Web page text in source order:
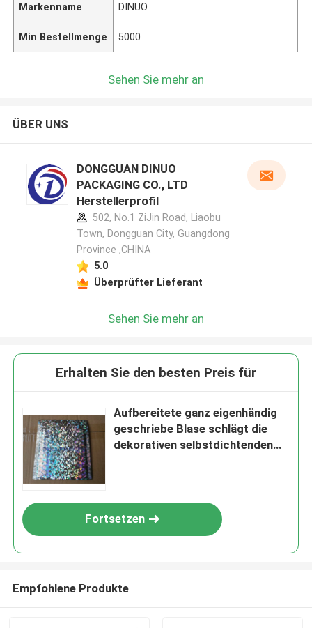
Markenname DINUO
Min Bestellmenge 5000
Sehen Sie mehr an
ÜBER UNS
DONGGUAN DINUO
PACKAGING CO., LTD
Herstellerprofil
502, No.1 ZiJin Road, Liaobu
Town, Dongguan City, Guangdong
Province ,CHINA
5.0
Überprüfter Lieferant
Sehen Sie mehr an
Erhalten Sie den besten Preis für
Aufbereitete ganz eigenhändig
geschriebe Blase schlägt die
dekorativen selbstdichtenden
Fortsetzen
Empfohlene Produkte